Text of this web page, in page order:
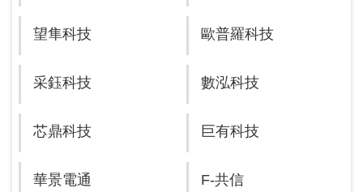
望隼科技 歐普羅科技
采鈺科技 數泓科技
芯鼎科技 巨有科技
華景電通 F-共信